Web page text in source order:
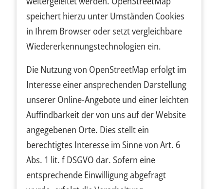
speichert hierzu unter Umständen Cookies
in Ihrem Browser oder setzt vergleichbare
Wiedererkennungstechnologien ein.
Die Nutzung von OpenStreetMap erfolgt im
Interesse einer ansprechenden Darstellung
unserer Online-Angebote und einer leichten
Auffindbarkeit der von uns auf der Website
angegebenen Orte. Dies stellt ein
berechtigtes Interesse im Sinne von Art. 6
Abs. 1 lit. f DSGVO dar. Sofern eine
entsprechende Einwilligung abgefragt